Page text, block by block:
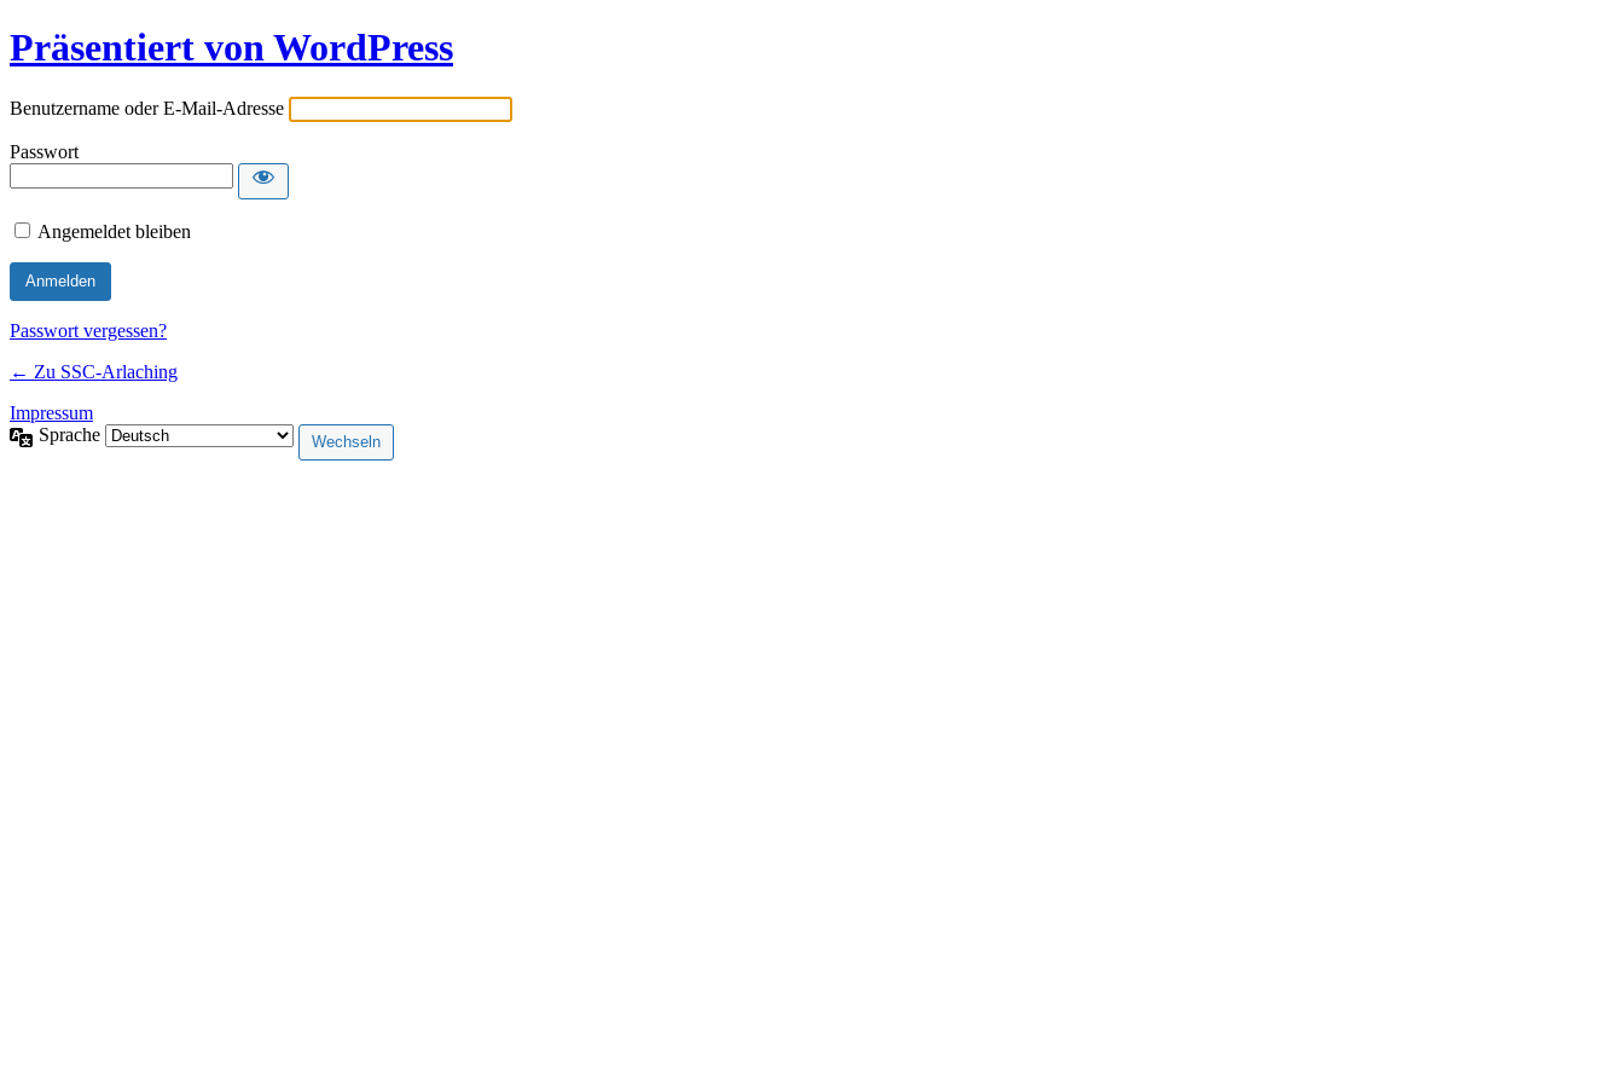
Präsentiert von WordPress
Benutzername oder E-Mail-Adresse
Passwort
Angemeldet bleiben
Passwort vergessen?
← Zu SSC-Arlaching
Impressum
Sprache